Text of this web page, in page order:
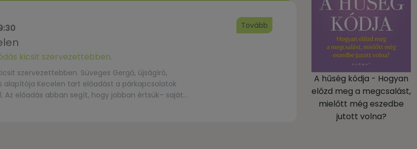
kicsit szervezettebben.
szervezettebben. Süveges Gergő, újságíró,
alapítója Kecelen tart előadást a párkapcsolatok
előadás abban segít, hogy jobban értsük– saját
azt, hogyan tudunk egymásra hangolódni tudatosabban a
Tovább
A hűség kódja - Hogyan
előzd meg a megcsalást,
mielőtt még eszedbe
jutott volna?